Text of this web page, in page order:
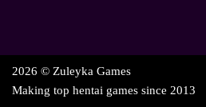
2026 © Zuleyka Games
Making top hentai games since 2013